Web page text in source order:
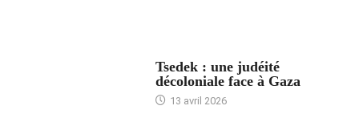
Tsedek : une judéité
décoloniale face à Gaza
13 avril 2026